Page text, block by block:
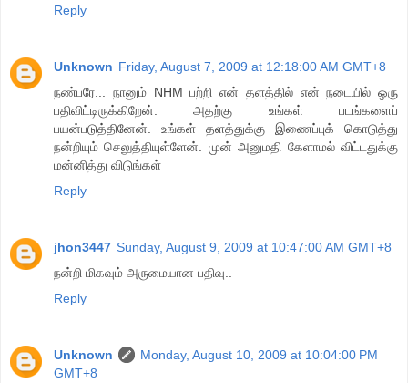
Reply
Unknown Friday, August 7, 2009 at 12:18:00 AM GMT+8
நண்பரே... நானும் NHM பற்றி என் தளத்தில் என் நடையில் ஒரு
பதிவிட்டிருக்கிறேன். அதற்கு உங்கள் படங்களைப்
பயன்படுத்தினேன். உங்கள் தளத்துக்கு இணைப்புக் கொடுத்து
நன்றியும் செலுத்தியுள்ளேன். முன் அனுமதி கேளாமல் விட்டதுக்கு
மன்னித்து விடுங்கள்
Reply
jhon3447 Sunday, August 9, 2009 at 10:47:00 AM GMT+8
ந‌ன்றி மிகவும் அருமையான பதிவு..
Reply
Unknown
Monday, August 10, 2009 at 10:04:00 PM
GMT+8